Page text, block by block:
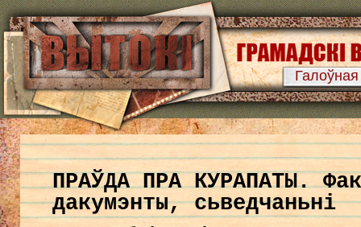
Галоўная
ПРАЎДА ПРА КУРАПАТЫ.
дакумэнты, сьведчаньні